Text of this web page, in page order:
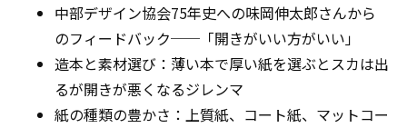
中部デザイン協会75年史への味岡伸太郎さんから
のフィードバック──「開きがいい方がいい」
造本と素材選び：薄い本で厚い紙を選ぶとスカは出
るが開きが悪くなるジレンマ
紙の種類の豊かさ：上質紙、コート紙、マットコー